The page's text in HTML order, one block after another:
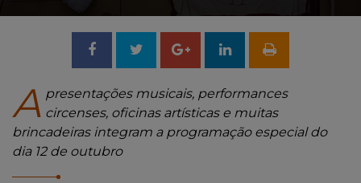
Compartilhar
Facebook
TweetarCompartilhar
Google
A presentações musicais, performances
circenses, oficinas artísticas e muitas
brincadeiras integram a programação especial do
dia 12 de outubro